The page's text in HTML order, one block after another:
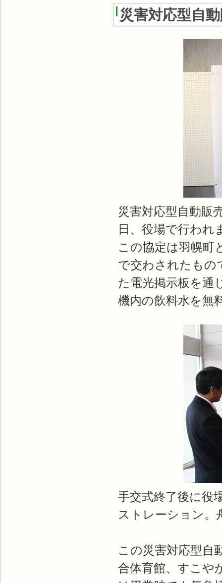
災害対応型自
災害対応型自動販
日、役場で行われ
この協定は羽幌町
で交わされたもの
た電光掲示板を通
機内の飲料水を無
手交式終了後に役
ストレーション。
この災害対応型自
合体育館、すこや